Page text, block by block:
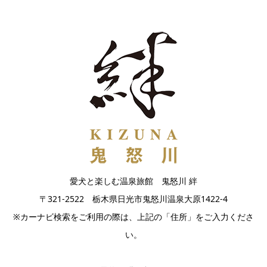
愛犬と楽しむ温泉旅館 鬼怒川 絆
〒321-2522 栃木県日光市鬼怒川温泉大原1422-4
※カーナビ検索をご利用の際は、上記の「住所」をご入力くださ
い。